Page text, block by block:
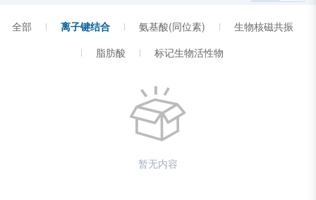
全部 离子键结合 氨基酸(同位素)
生物核磁共振
脂肪酸
标记生物活性物
暂无内容